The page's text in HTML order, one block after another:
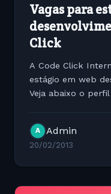
Vagas para
Click
A Code Click
estágio em web
Veja abaixo o
ou...
A Admin
20/02/2013